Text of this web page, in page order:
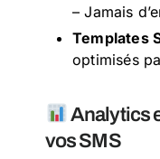
– Jamais
Templates
optimisés
Analytics
vos SMS